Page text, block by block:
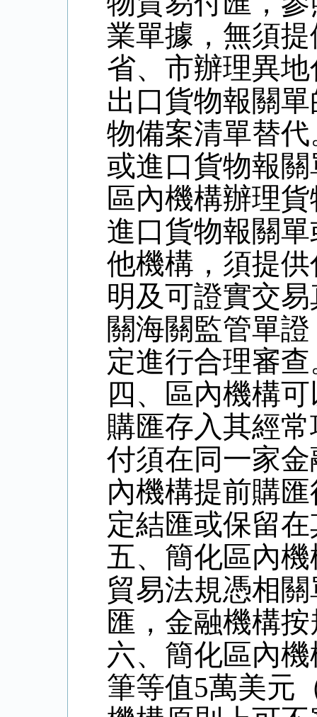
業單據，無須
省、市辦理異
出口貨物報關
物備案清單替
或進口貨物報
區內機構辦理
進口貨物報關
他機構，須提
明及可證實交
關海關監管單
定進行合理審查
四、區內機構
購匯存入其經
付須在同一家
內機構提前購
定結匯或保留
五、簡化區內
貿易法規憑相
匯，金融機構
六、簡化區內
筆等值5萬美元